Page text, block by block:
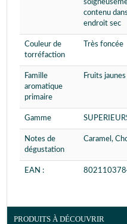
contenu
endroit sec
Couleur de
torréfaction
Très foncée
Famille
aromatique
primaire
Fruits jaunes
Gamme
Notes de
dégustation
Caramel,
EAN :
PRODUITS À DÉCOUVRIR